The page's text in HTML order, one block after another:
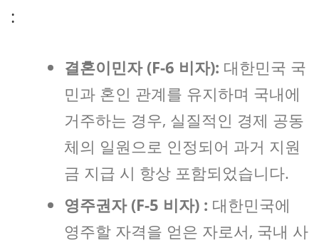
:
결혼이민자 (F-6 비자): 대한민국 국
민과 혼인 관계를 유지하며 국내에
거주하는 경우, 실질적인 경제 공동
체의 일원으로 인정되어 과거 지원
금 지급 시 항상 포함되었습니다.
영주권자 (F-5 비자) : 대한민국에
영주할 자격을 얻은 자로서, 국내 사